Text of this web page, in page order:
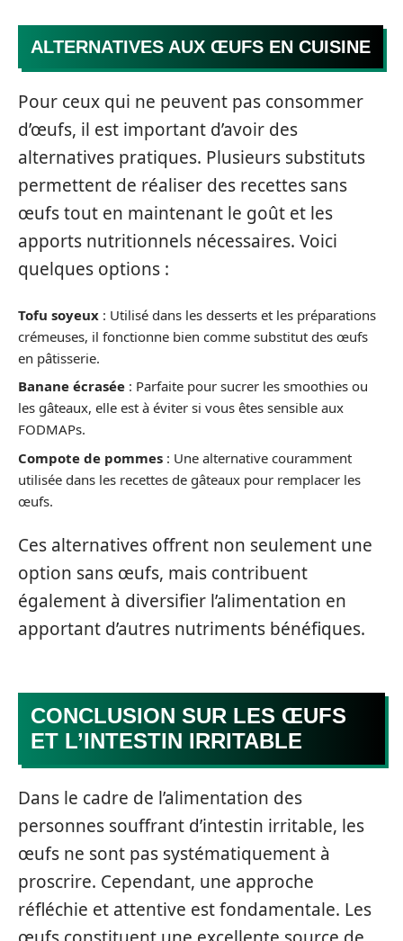
ALTERNATIVES AUX ŒUFS EN CUISINE
Pour ceux qui ne peuvent pas consommer
d’œufs, il est important d’avoir des
alternatives pratiques. Plusieurs substituts
permettent de réaliser des recettes sans
œufs tout en maintenant le goût et les
apports nutritionnels nécessaires. Voici
quelques options :
Tofu soyeux : Utilisé dans les desserts et les préparations
crémeuses, il fonctionne bien comme substitut des œufs
en pâtisserie.
Banane écrasée : Parfaite pour sucrer les smoothies ou
les gâteaux, elle est à éviter si vous êtes sensible aux
FODMAPs.
Compote de pommes : Une alternative couramment
utilisée dans les recettes de gâteaux pour remplacer les
œufs.
Ces alternatives offrent non seulement une
option sans œufs, mais contribuent
également à diversifier l’alimentation en
apportant d’autres nutriments bénéfiques.
CONCLUSION SUR LES ŒUFS
ET L’INTESTIN IRRITABLE
Dans le cadre de l’alimentation des
personnes souffrant d’intestin irritable, les
œufs ne sont pas systématiquement à
proscrire. Cependant, une approche
réfléchie et attentive est fondamentale. Les